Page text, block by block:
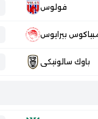
فولوس
بيرايوس
باوك سالونيكي